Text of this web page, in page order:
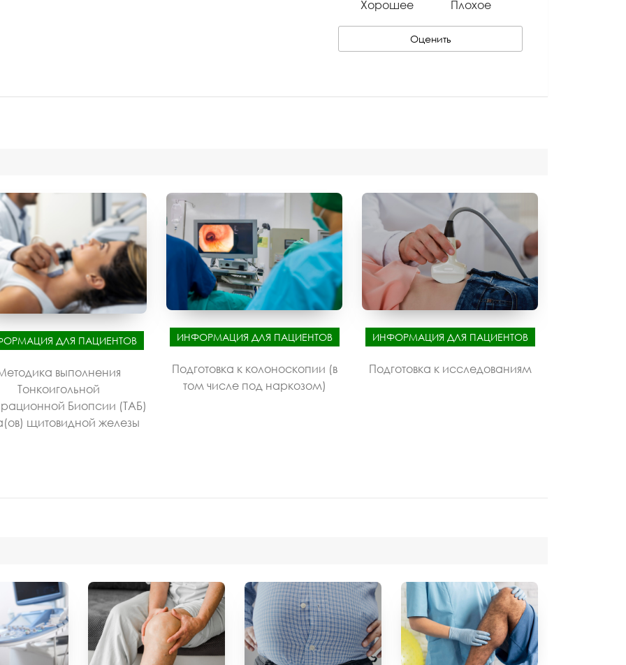
Хорошее Плохое
Оценить
ДЛЯ ПАЦИЕНТОВ
выполнения
Тонкоигольной
Биопсии (ТАБ)
щитовидной железы
ИНФОРМАЦИЯ ДЛЯ ПАЦИЕНТОВ
Подготовка к колоноскопии (в
том числе под наркозом)
ИНФОРМАЦИЯ ДЛЯ ПАЦИЕНТОВ
Подготовка к исследованиям